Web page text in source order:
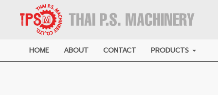
HOME ABOUT CONTACT PRODUCTS